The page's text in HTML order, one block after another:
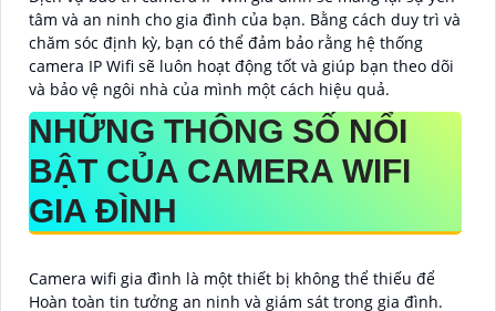
tâm và an ninh cho gia đình của bạn. Bằng cách duy trì và
chăm sóc định kỳ, bạn có thể đảm bảo rằng hệ thống
camera IP Wifi sẽ luôn hoạt động tốt và giúp bạn theo dõi
và bảo vệ ngôi nhà của mình một cách hiệu quả.
NHỮNG THÔNG SỐ NỔI
BẬT CỦA CAMERA WIFI
GIA ĐÌNH
Camera wifi gia đình là một thiết bị không thể thiếu để
Hoàn toàn tin tưởng an ninh và giám sát trong gia đình.